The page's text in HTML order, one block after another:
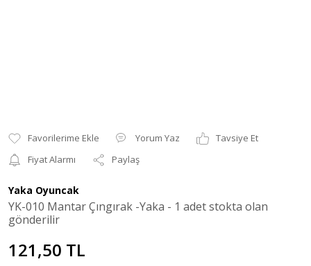
Yorum Yaz
Tavsiye Et
Fiyat Alarmı
Paylaş
Yaka Oyuncak
YK-010 Mantar Çıngırak -Yaka - 1 adet stokta olan
gönderilir
121,50 TL